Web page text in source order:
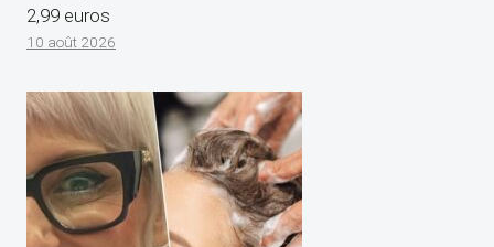
2,99 euros
10 août 2026